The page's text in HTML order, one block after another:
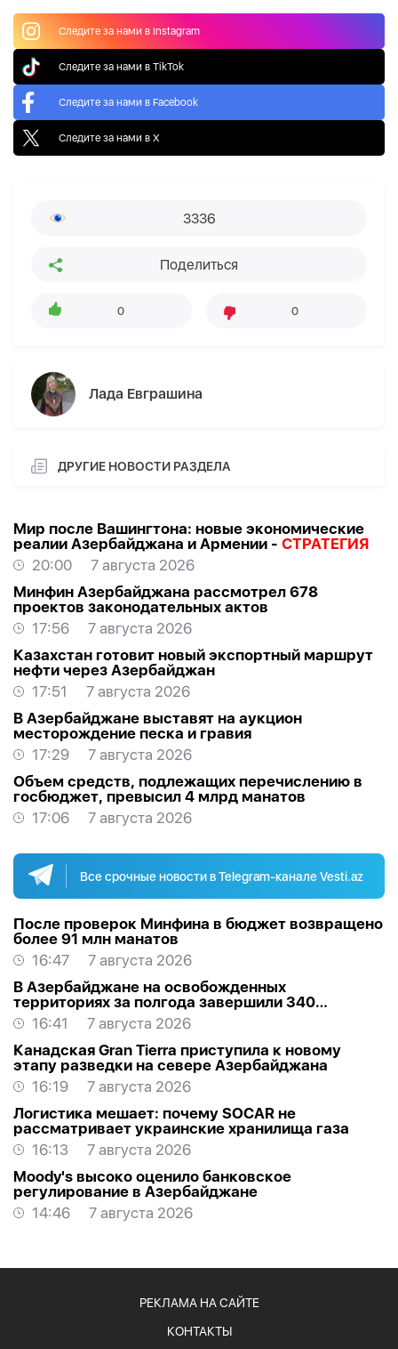
Следите за нами в Instagram
Следите за нами в TikTok
Следите за нами в Facebook
Следите за нами в X
3336
Поделиться
0 0
Лада Евграшина
ДРУГИЕ НОВОСТИ РАЗДЕЛА
Мир после Вашингтона: новые экономические
реалии Азербайджана и Армении - СТРАТЕГИЯ
20:00
7 августа 2026
Минфин Азербайджана рассмотрел 678
проектов законодательных актов
17:56
7 августа 2026
Казахстан готовит новый экспортный маршрут
нефти через Азербайджан
17:51
7 августа 2026
В Азербайджане выставят на аукцион
месторождение песка и гравия
17:29
7 августа 2026
Объем средств, подлежащих перечислению в
госбюджет, превысил 4 млрд манатов
17:06
7 августа 2026
Все срочные новости в Telegram-канале Vesti.az
После проверок Минфина в бюджет возвращено
более 91 млн манатов
16:47
7 августа 2026
В Азербайджане на освобожденных
территориях за полгода завершили 340
проектов
16:41
7 августа 2026
Канадская Gran Tierra приступила к новому
этапу разведки на севере Азербайджана
16:19
7 августа 2026
Логистика мешает: почему SOCAR не
рассматривает украинские хранилища газа
16:13
7 августа 2026
Moody's высоко оценило банковское
регулирование в Азербайджане
14:46
7 августа 2026
РЕКЛАМА НА САЙТЕ
КОНТАКТЫ